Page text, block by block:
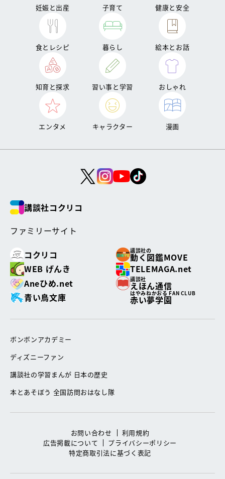
妊娠と出産 子育て 健康と安全
食とレシピ 暮らし 絵本とお話
知育と探求 習い事と学習 おしゃれ
エンタメ キャラクター 漫画
講談社コクリコ
ファミリーサイト
コクリコ
講談社の
動く図鑑MOVE
WEB げんき
TELEMAGA.net
Aneひめ.net
講談社
えほん通信
青い鳥文庫
はやみねかおる FAN CLUB
赤い夢学園
ボンボンアカデミー
ディズニーファン
講談社の学習まんが 日本の歴史
本とあそぼう 全国訪問おはなし隊
お問い合わせ
利用規約
広告掲載について
プライバシーポリシー
特定商取引法に基づく表記